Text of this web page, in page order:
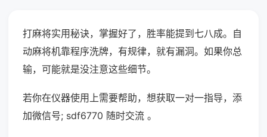
打麻将实用秘诀，掌握好了，胜率能提到七八成。自
动麻将机靠程序洗牌，有规律，就有漏洞。如果你总
输，可能就是没注意这些细节。
若你在仪器使用上需要帮助，想获取一对一指导，添
加微信号; sdf6770 随时交流 。